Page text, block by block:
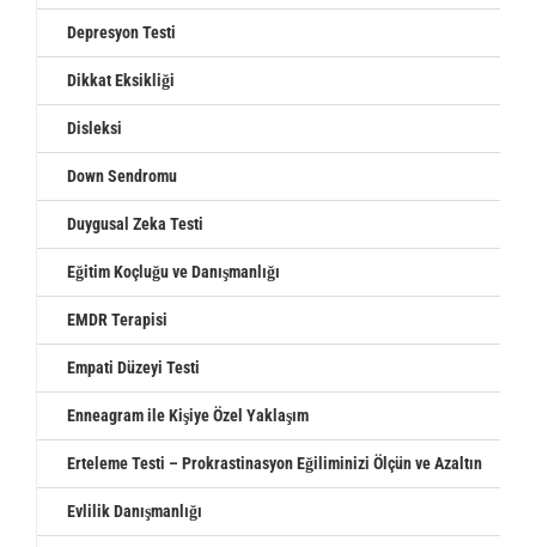
Depresyon Testi
Dikkat Eksikliği
Disleksi
Down Sendromu
Duygusal Zeka Testi
Eğitim Koçluğu ve Danışmanlığı
EMDR Terapisi
Empati Düzeyi Testi
Enneagram ile Kişiye Özel Yaklaşım
Erteleme Testi – Prokrastinasyon Eğiliminizi Ölçün ve Azaltın
Evlilik Danışmanlığı